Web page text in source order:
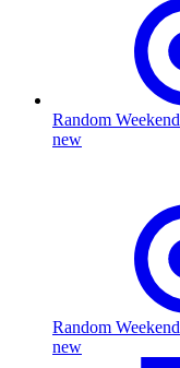
Random Weekend
new
Random Weekend
new